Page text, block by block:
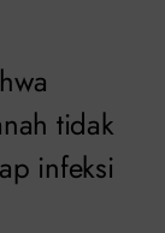
tidak
infeksi